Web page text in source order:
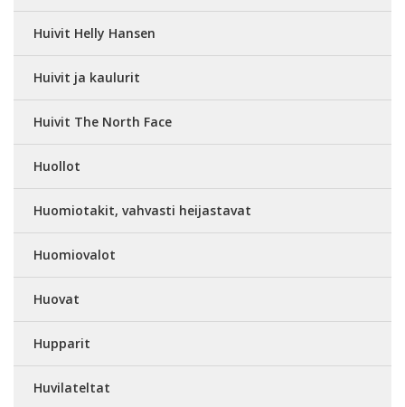
Huivit Helly Hansen
Huivit ja kaulurit
Huivit The North Face
Huollot
Huomiotakit, vahvasti heijastavat
Huomiovalot
Huovat
Hupparit
Huvilateltat